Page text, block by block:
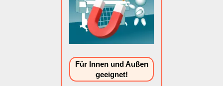
Für Innen und Außen
geeignet!